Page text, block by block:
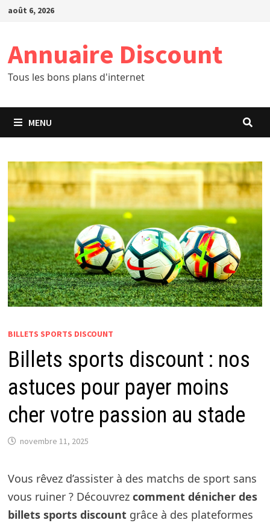
Passer
août 6, 2026
Annuaire Discount
Tous les bons plans d'internet
MENU
BILLETS SPORTS DISCOUNT
Billets sports discount : nos
astuces pour payer moins
cher votre passion au stade
novembre 11, 2025
Vous rêvez d’assister à des matchs de sport sans
vous ruiner ? Découvrez comment dénicher des
billets sports discountgrâce à des plateformes